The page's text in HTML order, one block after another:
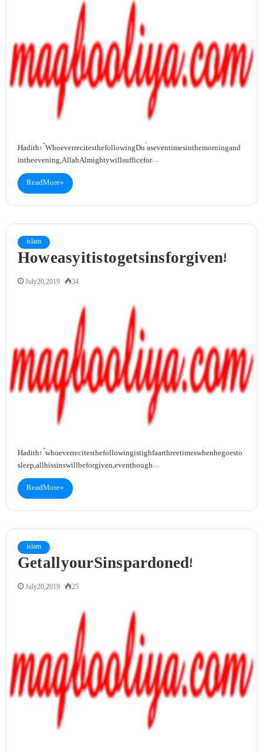
Hadith: “Whoever recites the following Du’a seven times in the morning and
in the evening, Allah Almighty will suffice for…
Read More »
islam
How easy it is to get sins forgiven!
July 20, 2019 34
Hadith: “whoever recites the following istighfaarthree times when he goes to
sleep, all his sins will be forgiven, even though…
Read More »
islam
Get all your Sins pardoned!
July 20, 2019 25